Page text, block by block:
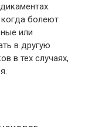
болеют
или
в другую
в тех случаях,